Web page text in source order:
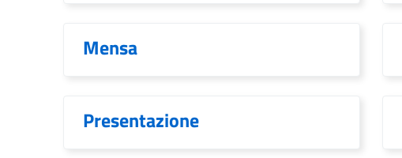
Mensa
Presentazione